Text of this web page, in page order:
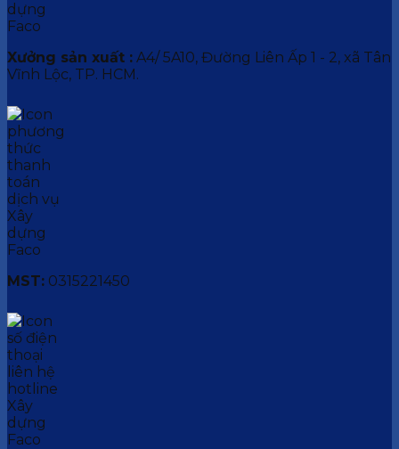
Xưởng sản xuất : A4/ 5A10, Đường Liên Ấp 1 - 2, xã Tân
Vĩnh Lộc, TP. HCM.
MST: 0315221450